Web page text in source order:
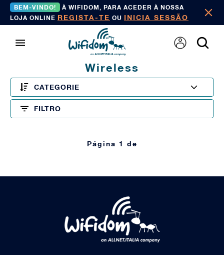
BEM-VINDO!
À WIFIDOM, PARA ACEDER À NOSSA
LOJA ONLINE REGISTA-TE OU INICIA SESSÃO
Wireless
CATEGORIE
FILTRO
Página 1 de